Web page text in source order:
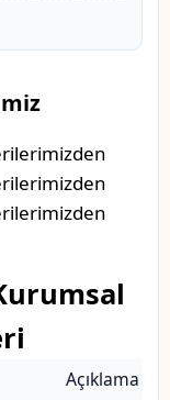
Açıklama